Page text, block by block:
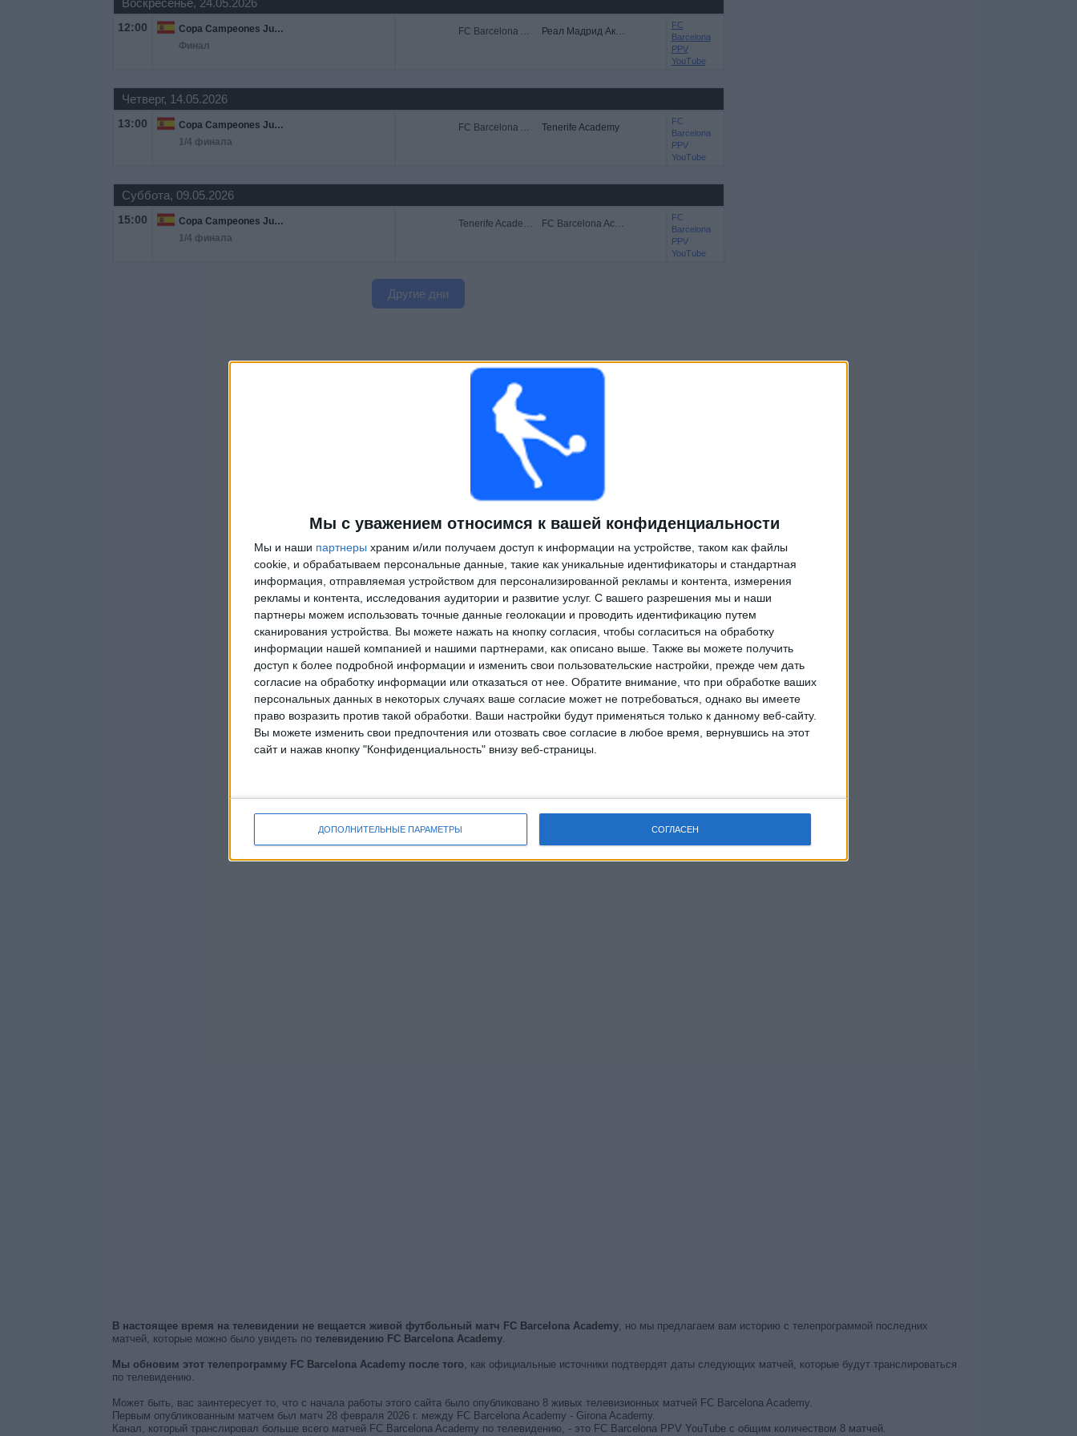
Мы с уважением относимся к вашей конфиденциальности
Мы и наши партнеры храним и/или получаем доступ к информации на устройстве, таком как файлы
cookie, и обрабатываем персональные данные, такие как уникальные идентификаторы и стандартная
информация, отправляемая устройством для персонализированной рекламы и контента, измерения
рекламы и контента, исследования аудитории и развитие услуг. С вашего разрешения мы и наши
партнеры можем использовать точные данные геолокации и проводить идентификацию путем
сканирования устройства. Вы можете нажать на кнопку согласия, чтобы согласиться на обработку
информации нашей компанией и нашими партнерами, как описано выше. Также вы можете получить
доступ к более подробной информации и изменить свои пользовательские настройки, прежде чем дать
согласие на обработку информации или отказаться от нее. Обратите внимание, что при обработке ваших
персональных данных в некоторых случаях ваше согласие может не потребоваться, однако вы имеете
право возразить против такой обработки. Ваши настройки будут применяться только к данному веб-сайту.
Вы можете изменить свои предпочтения или отозвать свое согласие в любое время, вернувшись на этот
сайт и нажав кнопку "Конфиденциальность" внизу веб-страницы.
ДОПОЛНИТЕЛЬНЫЕ ПАРАМЕТРЫ СОГЛАСЕН
Воскресенье, 24.05.2026
12:00
Copa Campeones Juvenil
Финал
FC Barcelona Academy Реал Мадрид Академия
FC
Barcelona
PPV
YouTube
Четверг, 14.05.2026
13:00
Copa Campeones Juvenil
1/4 финала
FC Barcelona Academy Tenerife Academy
FC
Barcelona
PPV
YouTube
Суббота, 09.05.2026
15:00
Copa Campeones Juvenil
1/4 финала
Tenerife Academy FC Barcelona Academy
FC
Barcelona
PPV
YouTube
Другие дни
В настоящее время на телевидении не вещается живой футбольный матч FC Barcelona Academy, но мы предлагаем вам историю с телепрограммой последних
матчей, которые можно было увидеть по телевидению FC Barcelona Academy.
Мы обновим этот телепрограмму FC Barcelona Academy после того, как официальные источники подтвердят даты следующих матчей, которые будут транслироваться
по телевидению.
Может быть, вас заинтересует то, что с начала работы этого сайта было опубликовано 8 живых телевизионных матчей FC Barcelona Academy.
Первым опубликованным матчем был матч 28 февраля 2026 г. между FC Barcelona Academy - Girona Academy.
Канал, который транслировал больше всего матчей FC Barcelona Academy по телевидению, - это FC Barcelona PPV YouTube с общим количеством 8 матчей.